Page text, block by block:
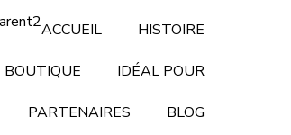
ACCUEIL HISTOIRE
BOUTIQUE IDÉAL POUR
PARTENAIRES BLOG